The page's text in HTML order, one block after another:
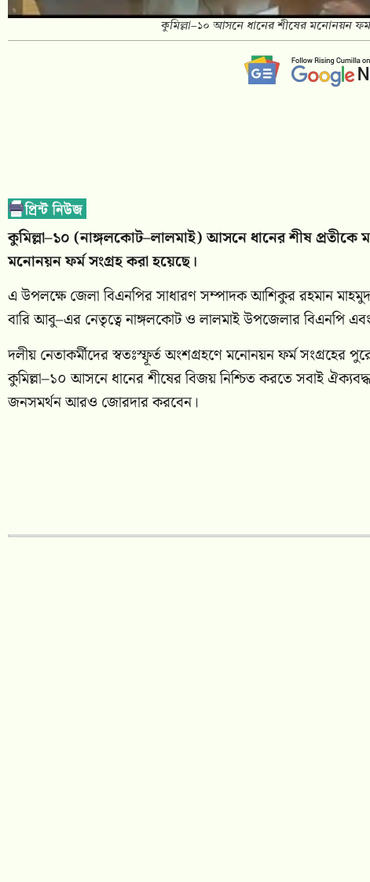
কুমিল্লা–১০ আসনে ধানের শীষের মনোনয়ন
কুমিল্লা–১০ (নাঙ্গলকোট–লালমাই) আসনে ধানের শীষ প্রতীকে
মনোনয়ন ফর্ম সংগ্রহ করা হয়েছে।
এ উপলক্ষে জেলা বিএনপির সাধারণ সম্পাদক আশিকুর রহমান
বারি আবু–এর নেতৃত্বে নাঙ্গলকোট ও লালমাই উপজেলার বিএনপি
দলীয় নেতাকর্মীদের স্বতঃস্ফূর্ত অংশগ্রহণে মনোনয়ন ফর্ম
কুমিল্লা–১০ আসনে ধানের শীষের বিজয় নিশ্চিত করতে সবাই
জনসমর্থন আরও জোরদার করবেন।